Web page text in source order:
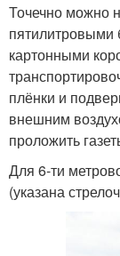
Точечно можно
пятилитровыми
картонными
плёнки и
внешним
проложить
Для 6-ти
(указана